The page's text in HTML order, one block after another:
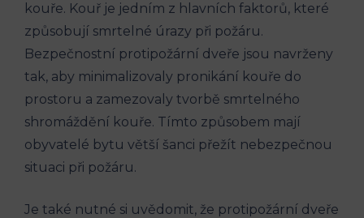
kouře. Kouř je jedním z hlavních faktorů, které
způsobují smrtelné úrazy při požáru.
Bezpečnostní protipožární dveře jsou navrženy
tak, aby minimalizovaly pronikání kouře do
prostoru a zamezovaly tvorbě smrtelného
shromáždění kouře. Tímto způsobem mají
obyvatelé bytu větší šanci přežít nebezpečnou
situaci při požáru.
Je také nutné si uvědomit, že protipožární dveře